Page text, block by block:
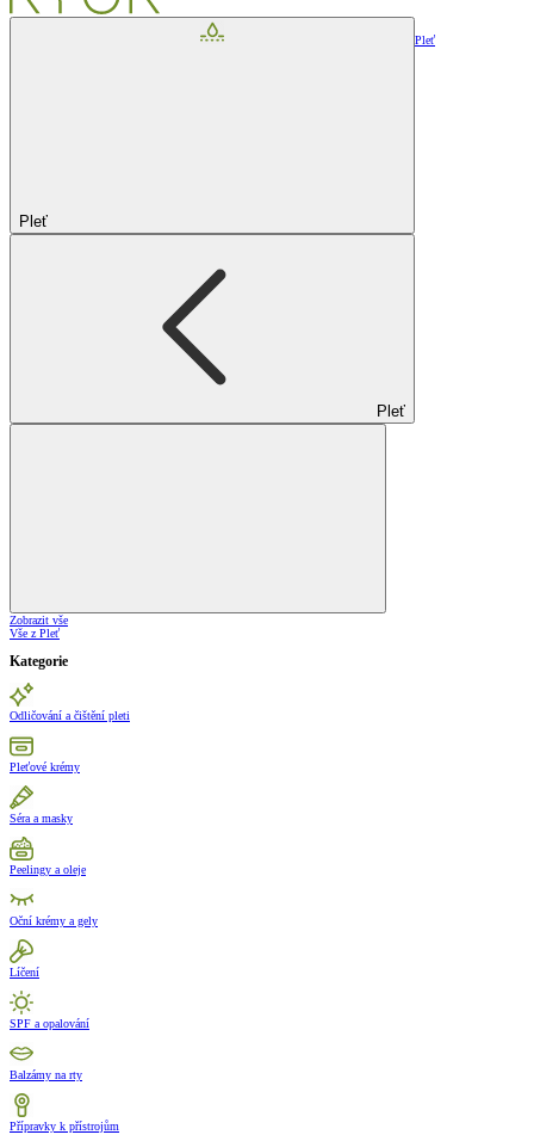
Pleť
Pleť
Pleť
Zobrazit vše
Vše z Pleť
Kategorie
Odličování a čištění pleti
Pleťové krémy
Séra a masky
Peelingy a oleje
Oční krémy a gely
Líčení
SPF a opalování
Balzámy na rty
Přípravky k přístrojům